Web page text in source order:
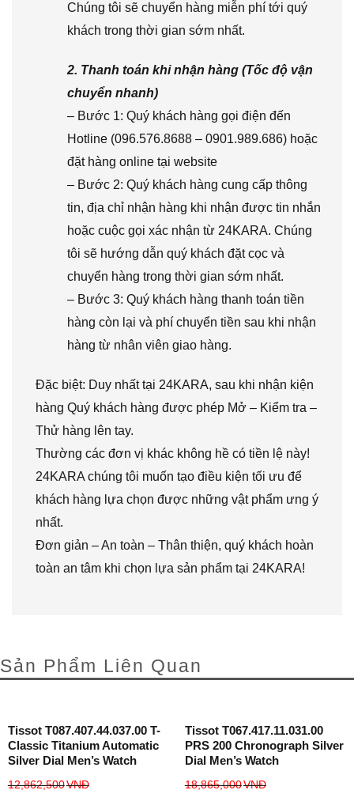
Chúng tôi sẽ chuyển hàng miễn phí tới quý
khách trong thời gian sớm nhất.
2. Thanh toán khi nhận hàng (Tốc độ vận
chuyển nhanh)
– Bước 1: Quý khách hàng gọi điện đến
Hotline (096.576.8688 – 0901.989.686) hoặc
đặt hàng online tại website
– Bước 2: Quý khách hàng cung cấp thông
tin, địa chỉ nhận hàng khi nhận được tin nhắn
hoặc cuộc gọi xác nhận từ 24KARA. Chúng
tôi sẽ hướng dẫn quý khách đặt cọc và
chuyển hàng trong thời gian sớm nhất.
– Bước 3: Quý khách hàng thanh toán tiền
hàng còn lại và phí chuyển tiền sau khi nhận
hàng từ nhân viên giao hàng.
Đặc biệt: Duy nhất tại 24KARA, sau khi nhận kiện
hàng Quý khách hàng được phép Mở – Kiểm tra –
Thử hàng lên tay.
Thường các đơn vị khác không hề có tiền lệ này!
24KARA chúng tôi muốn tạo điều kiện tối ưu để
khách hàng lựa chọn được những vật phẩm ưng ý
nhất.
Đơn giản – An toàn – Thân thiện, quý khách hoàn
toàn an tâm khi chọn lựa sản phẩm tại 24KARA!
Sản Phẩm Liên Quan
Tissot T087.407.44.037.00 T-
Classic Titanium Automatic
Silver Dial Men’s Watch
12,862,500VNĐ
Tissot T067.417.11.031.00
PRS 200 Chronograph Silver
Dial Men’s Watch
18,865,000VNĐ